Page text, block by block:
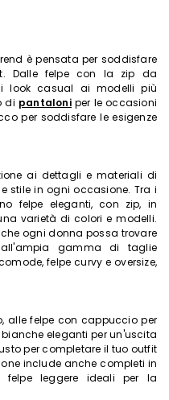
è pensata per soddisfare
Dalle felpe con la zip da
look casual ai modelli più
di pantaloniper le occasioni
per soddisfare le esigenze
ai dettagli e materiali di
stile in ogni occasione. Tra i
felpe eleganti, con zip, in
varietà di colori e modelli.
ogni donna possa trovare
gamma di taglie
felpe curvy e oversize,
alle felpe con cappuccio per
eleganti per un'uscita
per completare il tuo outfit
include anche completi in
leggere ideali per la